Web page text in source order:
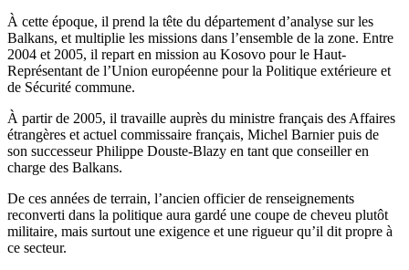
À cette époque, il prend la tête du département d’analyse sur les
Balkans, et multiplie les missions dans l’ensemble de la zone. Entre
2004 et 2005, il repart en mission au Kosovo pour le Haut-
Représentant de l’Union européenne pour la Politique extérieure et
de Sécurité commune.
À partir de 2005, il travaille auprès du ministre français des Affaires
étrangères et actuel commissaire français, Michel Barnier puis de
son successeur Philippe Douste-Blazy en tant que conseiller en
charge des Balkans.
De ces années de terrain, l’ancien officier de renseignements
reconverti dans la politique aura gardé une coupe de cheveu plutôt
militaire, mais surtout une exigence et une rigueur qu’il dit propre à
ce secteur.